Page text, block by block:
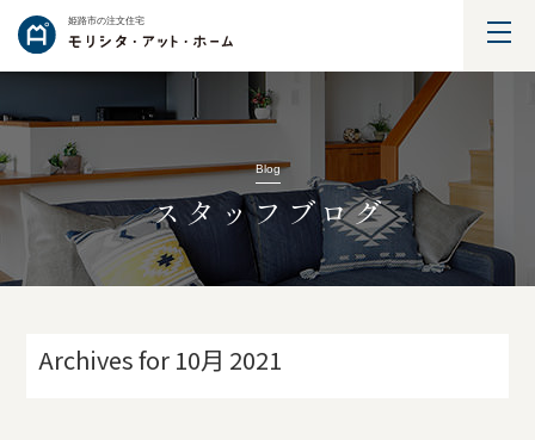
姫路市の注文住宅
Blog
スタッフブログ
Archives for 10月 2021